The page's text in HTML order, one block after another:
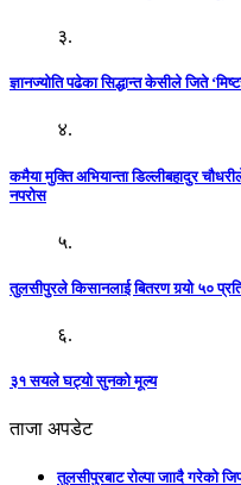
३.
ज्ञानज्योति पढेका सिद्धान्त केसीले जिते
४.
कमैया मुक्ति अभियान्ता डिल्लीबहादुर
नपरोस
५.
तुलसीपुरले किसानलाई बितरण गर्‍यो ५०
६.
३१ सयले घट्यो सुनको मूल्य
ताजा अपडेट
तुलसीपुरबाट रोल्पा जाादै गरेको